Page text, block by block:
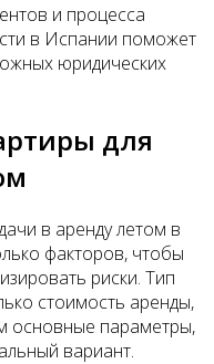
и процесса
в Испании поможет
юридических
для
в аренду летом в
факторов, чтобы
риски. Тип
стоимость аренды,
основные параметры,
вариант.